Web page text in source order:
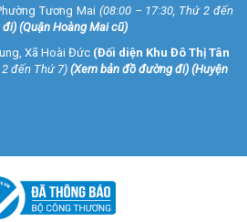
Tương Mai (08:00 – 17:30, Thứ 2 đến
đi) (Quận Hoàng Mai cũ)
Xã Hoài Đức (Đối diện Khu Đô Thị Tân
đến Thứ 7) (Xem bản đồ đường đi) (Huyện